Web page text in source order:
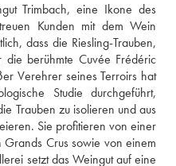
Trimbach, eine Ikone des
Kunden mit dem Wein
dass die Riesling-Trauben,
berühmte Cuvée Frédéric
Verehrer seines Terroirs hat
Studie durchgeführt,
Trauben zu isolieren und aus
Sie profitieren von einer
Crus sowie von einem
setzt das Weingut auf eine